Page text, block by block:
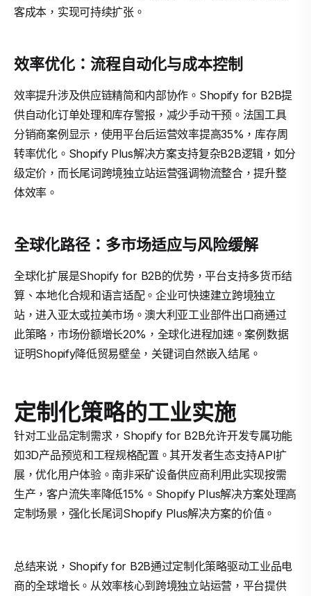
客成本，实现可持续扩张。
效率优化：流程自动化与成本控制
效率提升涉及供应链精简和内部协作。Shopify for B2B提
供自动化订单处理和库存警报，减少手动干预。法国工具
分销商案例显示，使用平台后运营效率提高35%，库存周
转率优化。Shopify Plus解决方案支持复杂B2B逻辑，如分
级定价，而长尾词跨境独立站运营强调物流整合，提升整
体效率。
全球化路径：多市场适应与风险缓解
全球化扩展是Shopify for B2B的优势，平台支持多货币结
算、本地化合规和语言适配。企业可快速建立跨境独立
站，进入亚太或拉美市场。澳大利亚工业部件出口商通过
此策略，市场份额增长20%，全球化进程加速。案例数据
证明Shopify降低贸易壁垒，关键词自然嵌入结尾。
定制化策略的工业实施
针对工业品定制需求，Shopify for B2B允许开发专属功能
如3D产品预览和工程规格配置。其开发者生态支持API扩
展，优化用户体验。南非采矿设备供应商利用此实现按需
生产，客户流失率降低15%。Shopify Plus解决方案处理高
定制场景，强化长尾词Shopify Plus解决方案的价值。
总结来说，Shopify for B2B通过定制化策略驱动工业品电
商的全球增长。从效率核心到跨境独立站运营，平台提供